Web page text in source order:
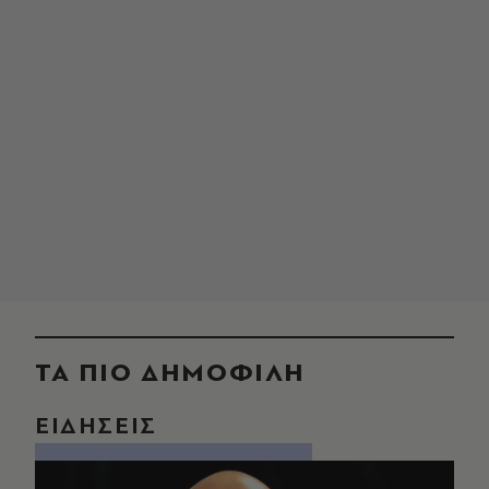
ΤΑ ΠΙΟ ΔΗΜΟΦΙΛΗ
ΕΙΔΗΣΕΙΣ